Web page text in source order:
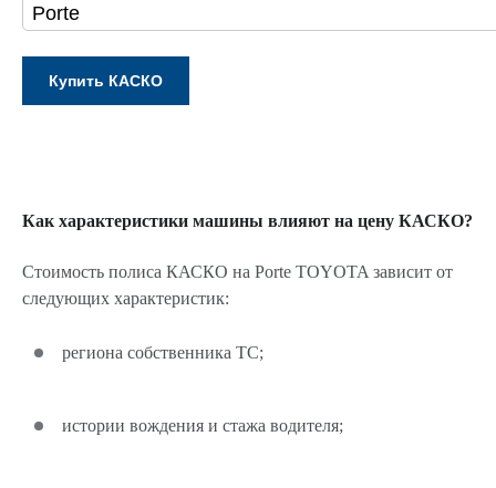
Как характеристики машины влияют на цену КАСКО?
Стоимость полиса КАСКО на Porte TOYOTA зависит от
следующих характеристик:
региона собственника ТС;
истории вождения и стажа водителя;